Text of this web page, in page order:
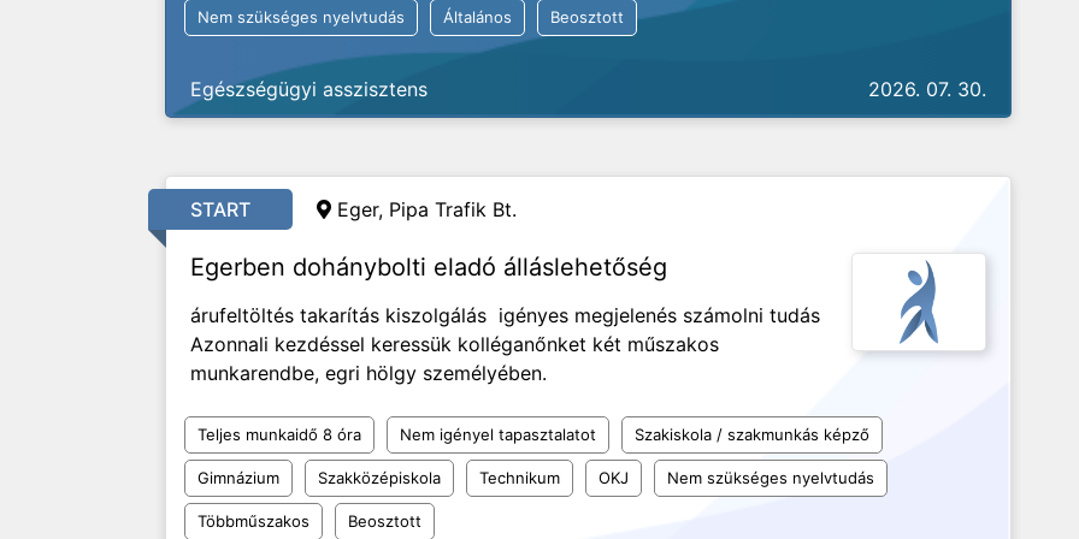
Nem szükséges nyelvtudás Általános Beosztott
Egészségügyi asszisztens 2026. 07. 30.
START Eger, Pipa Trafik Bt.
Egerben dohánybolti eladó álláslehetőség
árufeltöltés takarítás kiszolgálás igényes megjelenés számolni tudás
Azonnali kezdéssel keressük kolléganőnket két műszakos
munkarendbe, egri hölgy személyében.
Teljes munkaidő 8 óra Nem igényel tapasztalatot Szakiskola / szakmunkás képző
Gimnázium Szakközépiskola Technikum OKJ Nem szükséges nyelvtudás
Többműszakos Beosztott